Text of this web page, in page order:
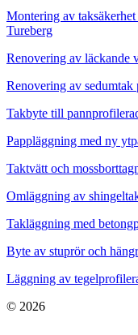
Montering av
Tureberg
Renovering av läckande
Renovering av sedumtak
Takbyte till
Pappläggning med ny
Taktvätt och
Omläggning av
Takläggning med
Byte av stuprör och
Läggning av
© 2026